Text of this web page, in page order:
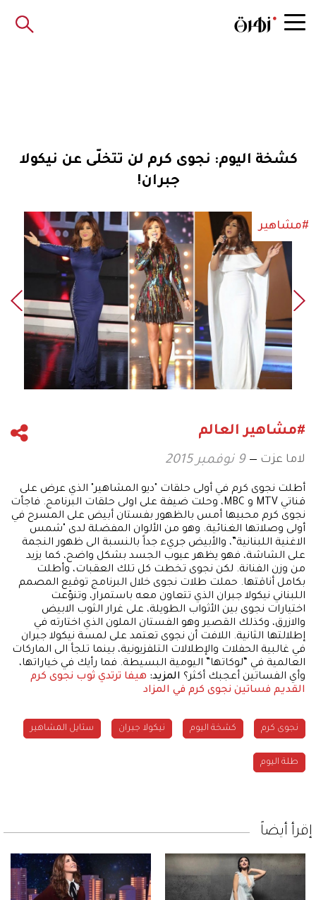
كشخة اليوم: نجوى كرم لن تتخلّى عن نيكولا
جبران!
#مشاهير
#مشاهير العالم
لاما عزت 9 نوفمبر 2015
أطلت نجوى كرم في أولى حلقات "ديو المشاهير" الذي عرض على
قناتي MTV و MBC، وحلت ضيفة على اولى حلقات البرنامج. فاجأت
نجوى كرم محبيها أمس بالظهور بفستان أبيض على المسرح في
أولى وصلاتها الغنائية. وهو من الألوان المفضلة لدى "شمس
الاغنية اللبنانية”، والأبيض جريء جداً بالنسبة الى ظهور النجمة
على الشاشة، فهو يظهر عيوب الجسد بشكل واضح، كما يزيد
من وزن الفنانة. لكن نجوى تخطت كل تلك العقبات، وأطلت
بكامل أناقتها. حملت طلات نجوى خلال البرنامج توقيع المصمم
اللبناني نيكولا جبران الذي تتعاون معه باستمرار، وتنوّعت
اختيارات نجوى بين الأثواب الطويلة، على غرار الثوب الابيض
والازرق، وكذلك القصير وهو الفستان الملون الذي اختارته في
إطلالتها الثانية. اللافت أن نجوى تعتمد على لمسة نيكولا جبران
في غالبية الحفلات والإطلالات التلفزيونية، بينما تلجأ الى الماركات
العالمية في “لوكاتها” اليومية البسيطة. فما رأيك في خياراتها،
وأي الفساتين أعجبك أكثر؟ المزيد: هيفا ترتدي ثوب نجوى كرم
القديم فساتين نجوى كرم في المزاد
نجوى كرم كشخة اليوم نيكولا جبران ستايل المشاهير
طلة اليوم
إقرأ أيضاً